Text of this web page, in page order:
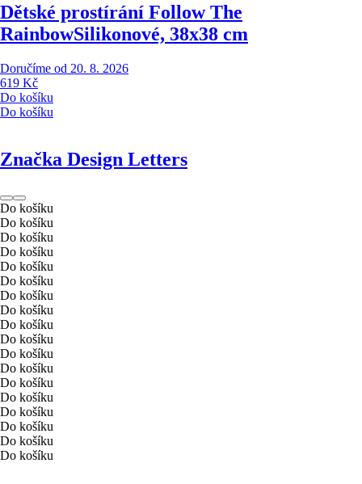
Dětské prostírání Follow The
RainbowSilikonové, 38x38 cm
Doručíme od 20. 8. 2026
619 Kč
Do košíku
Do košíku
Značka Design Letters
Do košíku
Do košíku
Do košíku
Do košíku
Do košíku
Do košíku
Do košíku
Do košíku
Do košíku
Do košíku
Do košíku
Do košíku
Do košíku
Do košíku
Do košíku
Do košíku
Do košíku
Do košíku